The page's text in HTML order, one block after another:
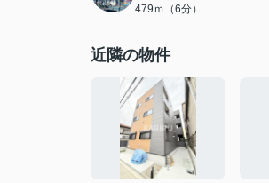
479ｍ（6分）
近隣の物件